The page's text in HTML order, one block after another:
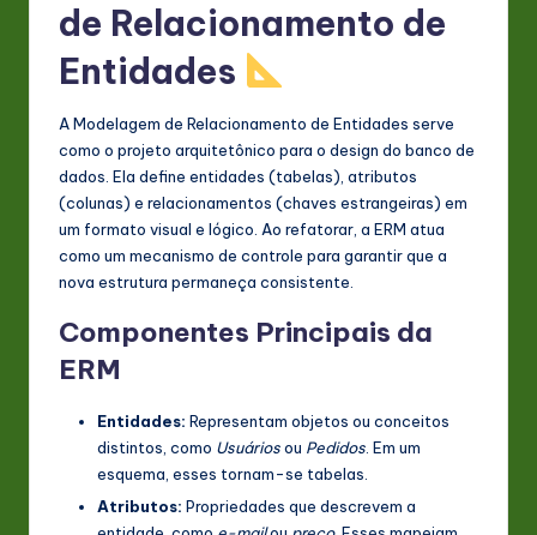
de Relacionamento de
Entidades
A Modelagem de Relacionamento de Entidades serve
como o projeto arquitetônico para o design do banco de
dados. Ela define entidades (tabelas), atributos
(colunas) e relacionamentos (chaves estrangeiras) em
um formato visual e lógico. Ao refatorar, a ERM atua
como um mecanismo de controle para garantir que a
nova estrutura permaneça consistente.
Componentes Principais da
ERM
Entidades: Representam objetos ou conceitos
distintos, como Usuáriosou Pedidos. Em um
esquema, esses tornam-se tabelas.
Atributos: Propriedades que descrevem a